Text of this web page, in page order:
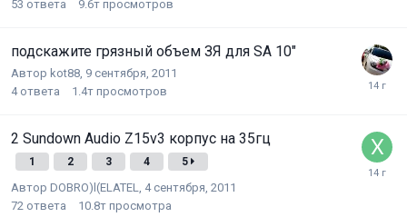
53 ответа 9.6т просмотров
подскажите грязный объем ЗЯ для SA 10"
Автор kot88 9 сентября, 2011
4 ответа 1.4т просмотров
2 Sundown Audio Z15v3 корпус на 35гц
1 2 3 4 5
Автор DOBRO)l(ELATEL
4 сентября, 2011
72 ответа 10.8т просмотра